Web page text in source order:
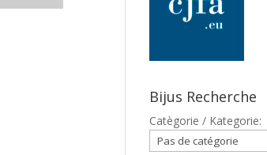
Bijus Recherche
Catègorie / Kategorie: